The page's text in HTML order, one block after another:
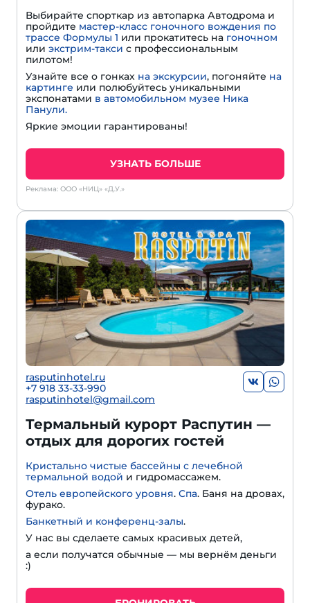
Выбирайте спорткар из автопарка Автодрома и
пройдите мастер-класс гоночного вождения по
трассе Формулы 1 или прокатитесь на гоночном
или экстрим-такси с профессиональным
пилотом!
Узнайте все о гонках на экскурсии, погоняйте на
картинге или полюбуйтесь уникальными
экспонатами в автомобильном музее Ника
Панули.
Яркие эмоции гарантированы!
УЗНАТЬ БОЛЬШЕ
Реклама: ООО «НИЦ» «Д.У.»
rasputinhotel.ru
+7 918 33-33-990
rasputinhotel@gmail.com
Термальный курорт Распутин —
отдых для дорогих гостей
Кристально чистые бассейны с лечебной
термальной водой и гидромассажем.
Отель европейского уровня. Спа. Баня на дровах,
фурако.
Банкетный и конференц-залы.
У нас вы сделаете самых красивых детей,
а если получатся обычные — мы вернём деньги
:)